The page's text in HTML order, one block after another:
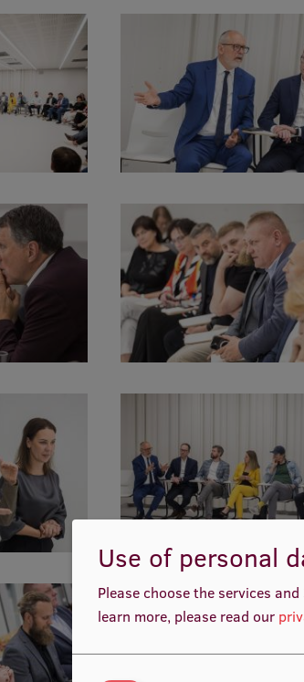
Use of personal
Please choose the services
learn more, please read our